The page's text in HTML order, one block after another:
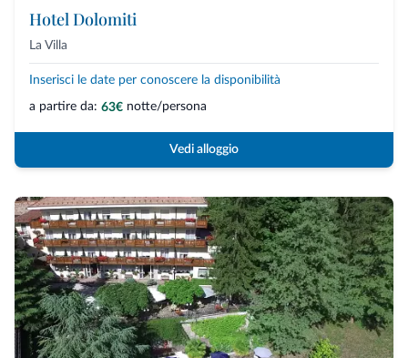
Hotel Dolomiti
La Villa
Inserisci le date per conoscere la disponibilità
a partire da: 63€ notte/persona
Vedi alloggio